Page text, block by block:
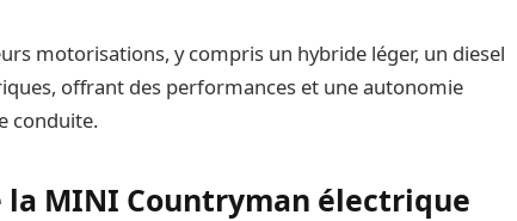
motorisations, y compris un hybride léger, un diesel
offrant des performances et une autonomie
conduite.
MINI Countryman électrique